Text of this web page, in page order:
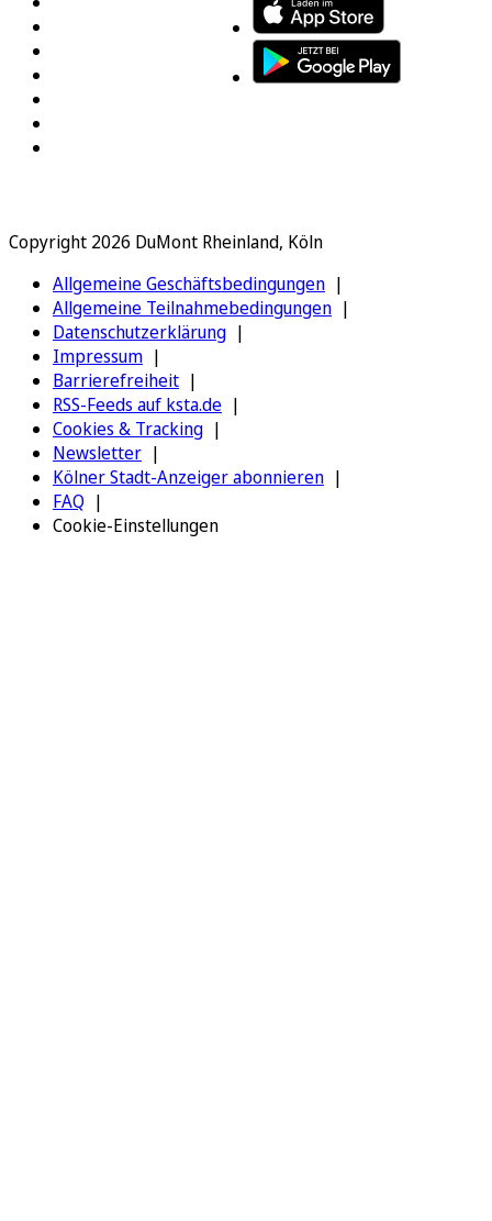
Copyright 2026 DuMont Rheinland, Köln
Allgemeine Geschäftsbedingungen
Allgemeine Teilnahmebedingungen
Datenschutzerklärung
Impressum
Barrierefreiheit
RSS-Feeds auf ksta.de
Cookies & Tracking
Newsletter
Kölner Stadt-Anzeiger abonnieren
FAQ
Cookie-Einstellungen